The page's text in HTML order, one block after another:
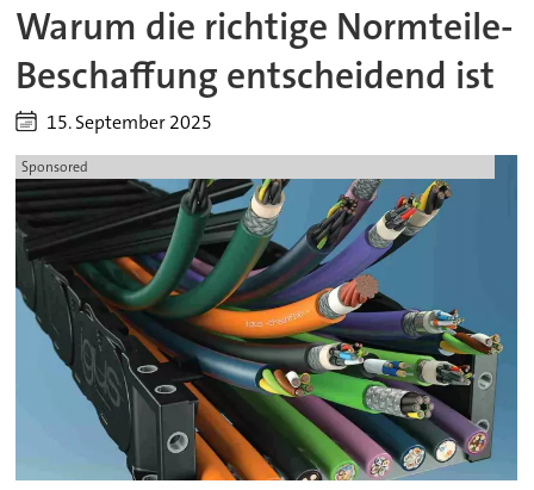
Warum die richtige Normteile-
Beschaffung entscheidend ist
15. September 2025
Sponsored